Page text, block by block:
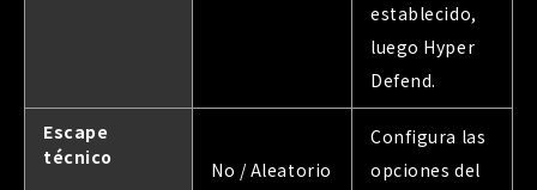
establecido,
luego Hyper
Defend.
Escape
técnico
No / Aleatorio
Configura las
opciones del